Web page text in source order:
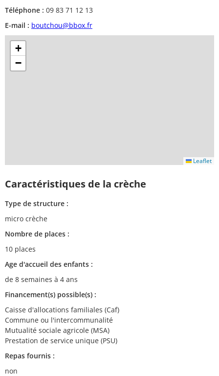
Téléphone : 09 83 71 12 13
E-mail : boutchou@bbox.fr
+
−
Leaflet
Caractéristiques de la crèche
Type de structure :
micro crèche
Nombre de places :
10 places
Age d'accueil des enfants :
de 8 semaines à 4 ans
Financement(s) possible(s) :
Caisse d'allocations familiales (Caf)
Commune ou l'intercommunalité
Mutualité sociale agricole (MSA)
Prestation de service unique (PSU)
Repas fournis :
non